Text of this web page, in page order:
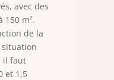
avec des
150 m².
de la
il faut
et 1,5